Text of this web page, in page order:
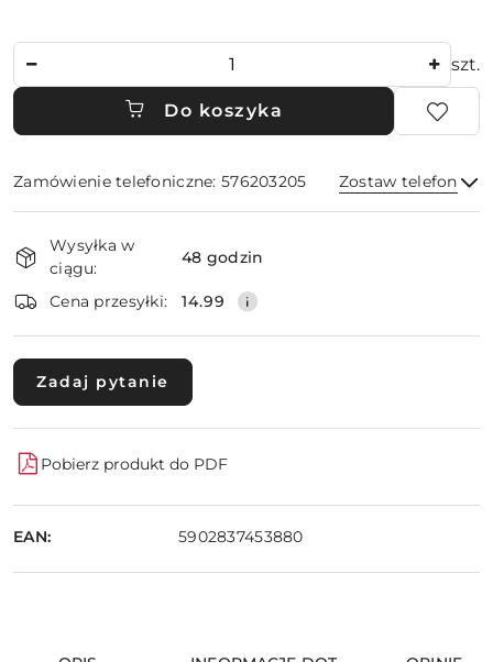
szt.
Do koszyka
Zamówienie telefoniczne: 576203205 Zostaw telefon
i
dostawa
Wysyłka w
ciągu:
48 godzin
Cena przesyłki: 14.99
Zadaj pytanie
Pobierz produkt do PDF
EAN: 5902837453880